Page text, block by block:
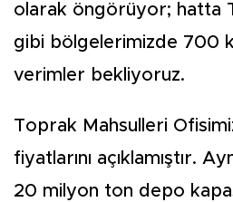
olarak öngörüyor; hatta
gibi bölgelerimizde 700
verimler bekliyoruz.
Toprak Mahsulleri
fiyatlarını açıklamıştır.
20 milyon ton depo